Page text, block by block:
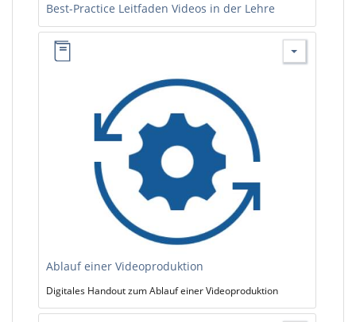
Best-Practice Leitfaden Videos in der Lehre
Ablauf einer Videoproduktion
Digitales Handout zum Ablauf einer Videoproduktion